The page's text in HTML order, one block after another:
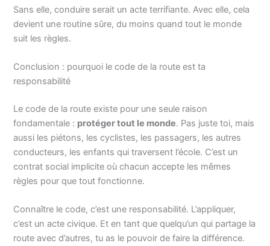
Sans elle, conduire serait un acte terrifiante. Avec elle, cela
devient une routine sûre, du moins quand tout le monde
suit les règles.
Conclusion : pourquoi le code de la route est ta
responsabilité
Le code de la route existe pour une seule raison
fondamentale : protéger tout le monde. Pas juste toi, mais
aussi les piétons, les cyclistes, les passagers, les autres
conducteurs, les enfants qui traversent l’école. C’est un
contrat social implicite où chacun accepte les mêmes
règles pour que tout fonctionne.
Connaître le code, c’est une responsabilité. L’appliquer,
c’est un acte civique. Et en tant que quelqu’un qui partage la
route avec d’autres, tu as le pouvoir de faire la différence.